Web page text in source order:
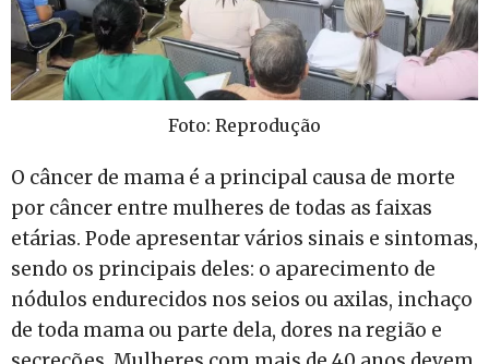
Foto: Reprodução
O câncer de mama é a principal causa de morte
por câncer entre mulheres de todas as faixas
etárias. Pode apresentar vários sinais e sintomas,
sendo os principais deles: o aparecimento de
nódulos endurecidos nos seios ou axilas, inchaço
de toda mama ou parte dela, dores na região e